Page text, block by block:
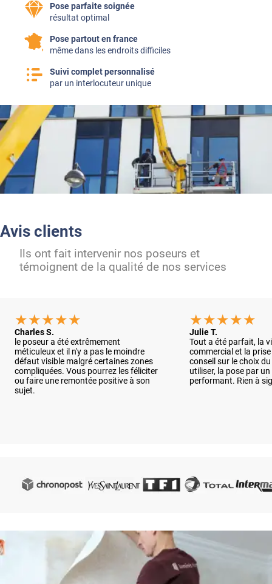
Pose parfaite soignée
résultat optimal
Pose partout en france
même dans les endroits difficiles
Suivi complet personnalisé
par un interlocuteur unique
Avis clients
Ils ont fait intervenir nos poseurs et
témoignent de la qualité de nos services
Charles S.
le poseur a été extrêmement
méticuleux et il n'y a pas le moindre
défaut visible malgré certaines zones
compliquées. Vous pourrez les féliciter
ou faire une remontée positive à son
sujet.
Julie T.
Tout a été parfait, la
commercial et la prise
conseil sur le choix
utiliser, la pose par
performant. Rien à